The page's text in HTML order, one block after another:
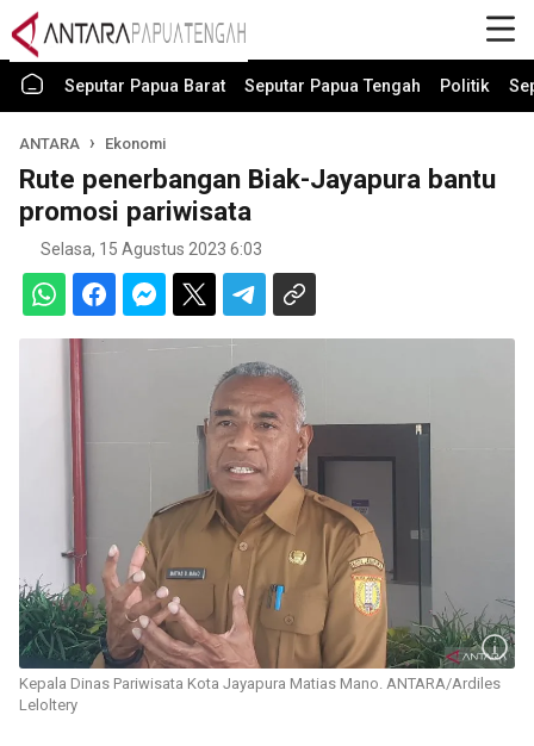
Seputar Papua Barat Seputar Papua Tengah Politik
ANTARA Ekonomi
Rute penerbangan Biak-Jayapura bantu
promosi pariwisata
Selasa, 15 Agustus 2023 6:03
Kepala Dinas Pariwisata Kota Jayapura Matias Mano. ANTARA/Ardiles
Leloltery